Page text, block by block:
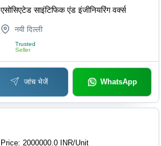
एसोसिएटेड साइंटिफिक एंड इंजीनियरिंग वर्क्स
नयी दिल्ली
Trusted
Seller
जांच भेजें WhatsApp
Price: 2000000.0 INR/Unit